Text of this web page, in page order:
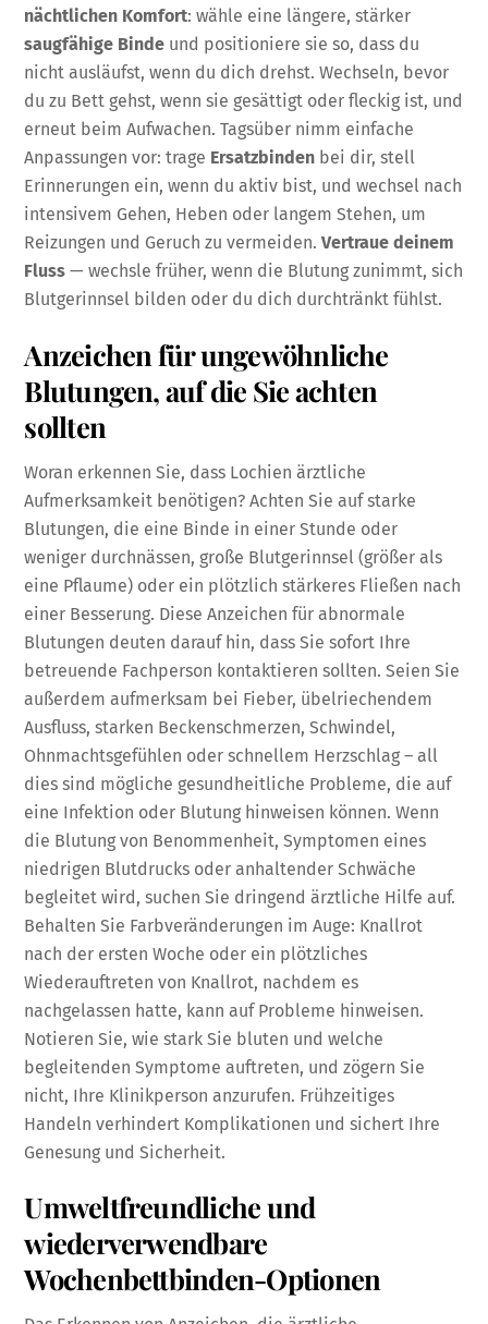
nächtlichen Komfort: wähle eine längere, stärker
saugfähige Binde und positioniere sie so, dass du
nicht ausläufst, wenn du dich drehst. Wechseln, bevor
du zu Bett gehst, wenn sie gesättigt oder fleckig ist, und
erneut beim Aufwachen. Tagsüber nimm einfache
Anpassungen vor: trage Ersatzbinden bei dir, stell
Erinnerungen ein, wenn du aktiv bist, und wechsel nach
intensivem Gehen, Heben oder langem Stehen, um
Reizungen und Geruch zu vermeiden.Vertraue deinem
Fluss — wechsle früher, wenn die Blutung zunimmt, sich
Blutgerinnsel bilden oder du dich durchtränkt fühlst.
Anzeichen für ungewöhnliche
Blutungen, auf die Sie achten
sollten
Woran erkennen Sie, dass Lochien ärztliche
Aufmerksamkeit benötigen? Achten Sie auf starke
Blutungen, die eine Binde in einer Stunde oder
weniger durchnässen, große Blutgerinnsel (größer als
eine Pflaume) oder ein plötzlich stärkeres Fließen nach
einer Besserung. Diese Anzeichen für abnormale
Blutungen deuten darauf hin, dass Sie sofort Ihre
betreuende Fachperson kontaktieren sollten. Seien Sie
außerdem aufmerksam bei Fieber, übelriechendem
Ausfluss, starken Beckenschmerzen, Schwindel,
Ohnmachtsgefühlen oder schnellem Herzschlag – all
dies sind mögliche gesundheitliche Probleme, die auf
eine Infektion oder Blutung hinweisen können. Wenn
die Blutung von Benommenheit, Symptomen eines
niedrigen Blutdrucks oder anhaltender Schwäche
begleitet wird, suchen Sie dringend ärztliche Hilfe auf.
Behalten Sie Farbveränderungen im Auge: Knallrot
nach der ersten Woche oder ein plötzliches
Wiederauftreten von Knallrot, nachdem es
nachgelassen hatte, kann auf Probleme hinweisen.
Notieren Sie, wie stark Sie bluten und welche
begleitenden Symptome auftreten, und zögern Sie
nicht, Ihre Klinikperson anzurufen. Frühzeitiges
Handeln verhindert Komplikationen und sichert Ihre
Genesung und Sicherheit.
Umweltfreundliche und
wiederverwendbare
Wochenbettbinden-Optionen